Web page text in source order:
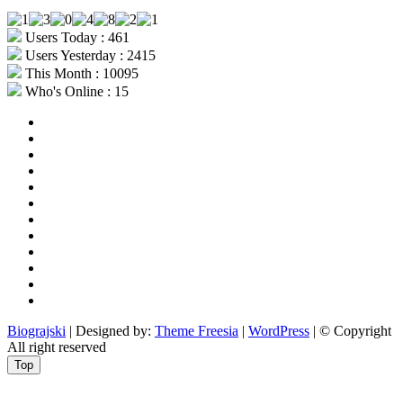
Users Today : 461
Users Yesterday : 2415
This Month : 10095
Who's Online : 15
Biograjski | Designed by: Theme Freesia | WordPress | © Copyright
All right reserved
Top